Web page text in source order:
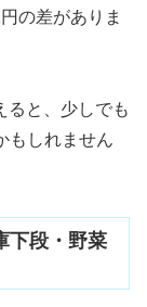
の差がありま
ると、少しでも
もしれません
下段・野菜